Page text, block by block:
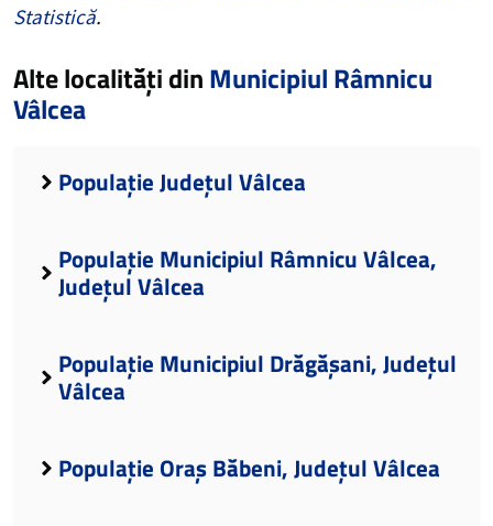
Statistică.
Alte localități dinMunicipiul Râmnicu
Vâlcea
Populație Județul Vâlcea
Populație Municipiul Râmnicu Vâlcea,
Județul Vâlcea
Populație Municipiul Drăgășani, Județul
Vâlcea
Populație Oraș Băbeni, Județul Vâlcea